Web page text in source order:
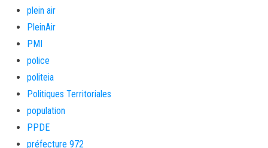
plein air
PleinAir
PMI
police
politeia
Politiques Territoriales
population
PPDE
préfecture 972